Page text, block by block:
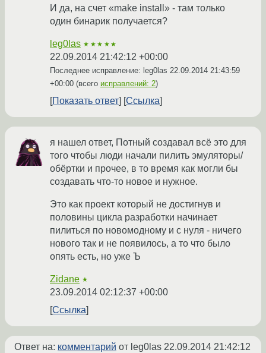
И да, на счет «make install» - там только
один бинарик получается?
leg0las ★★★★★
22.09.2014 21:42:12 +00:00
Последнее исправление: leg0las 22.09.2014 21:43:59
+00:00 (всего исправлений: 2)
Показать ответ Ссылка
я нашел ответ, Потный создавал всё это для
того чтобы люди начали пилить эмуляторы/
обёртки и прочее, в то время как могли бы
создавать что-то новое и нужное.
Это как проект который не достигнув и
половины цикла разработки начинает
пилиться по новомодному и с нуля - ничего
нового так и не появилось, а то что было
опять есть, но уже Ъ
Zidane ★
23.09.2014 02:12:37 +00:00
Ссылка
Ответ на: комментарий от leg0las 22.09.2014 21:42:12